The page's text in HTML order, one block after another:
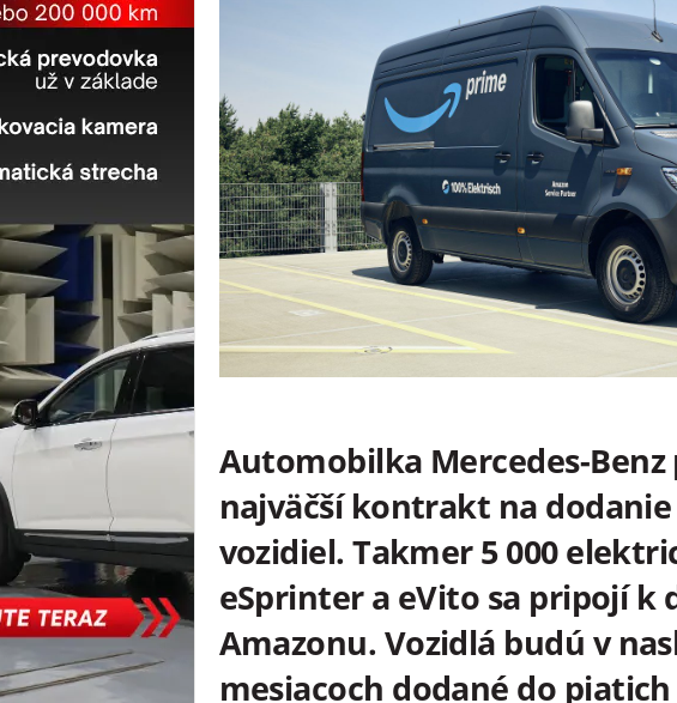
Automobilka Mercedes-
najväčší kontrakt na
vozidiel. Takmer 5 000
eSprinter a eVito sa pripojí k
Amazonu. Vozidlá budú v
mesiacoch dodané do